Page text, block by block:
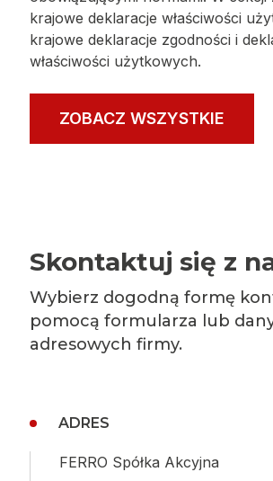
krajowe deklaracje właściwości
krajowe deklaracje zgodności i
właściwości użytkowych.
ZOBACZ WSZYSTKIE
Skontaktuj się z
Wybierz dogodną formę
pomocą formularza lub
adresowych firmy.
ADRES
FERRO Spółka Akcyjna